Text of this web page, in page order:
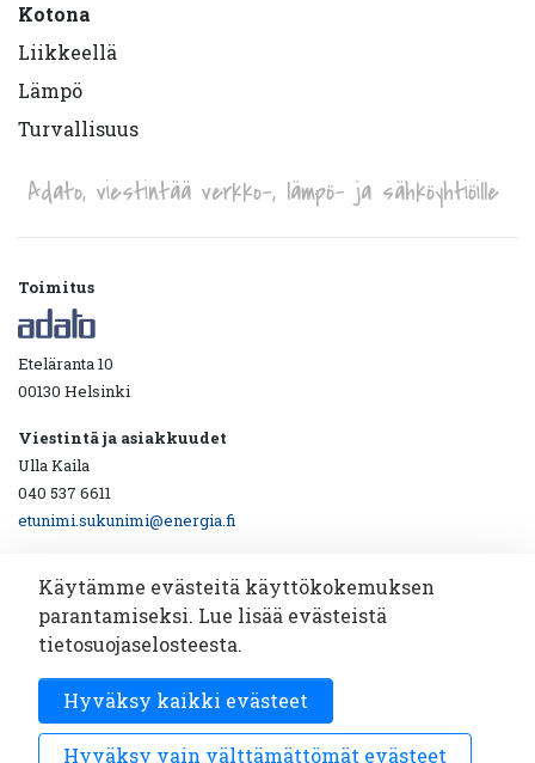
Kotona
Liikkeellä
Lämpö
Turvallisuus
Adato, viestintää verkko-, lämpö- ja sähköyhtiöille
Toimitus
Eteläranta 10
00130 Helsinki
Viestintä ja asiakkuudet
Ulla Kaila
040 537 6611
etunimi.sukunimi@energia.fi
Ota yhteyttä!
Katsotaan yhdessä miten viestintäyhteistyö toimii.
Sähköpostiosoite
Käytämme evästeitä käyttökokemuksen
parantamiseksi. Lue lisää evästeistä
tietosuojaselosteesta.
Hyväksy kaikki evästeet
Hyväksy vain välttämättömät evästeet